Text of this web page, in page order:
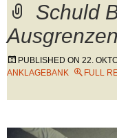
Schuld
Ausgrenzen
PUBLISHED ON 22.
ANKLAGEBANK
FULL